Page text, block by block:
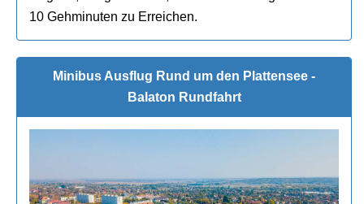
10 Gehminuten zu Erreichen.
Minibus Ausflug Rund um den Plattensee -
Balaton Rundfahrt